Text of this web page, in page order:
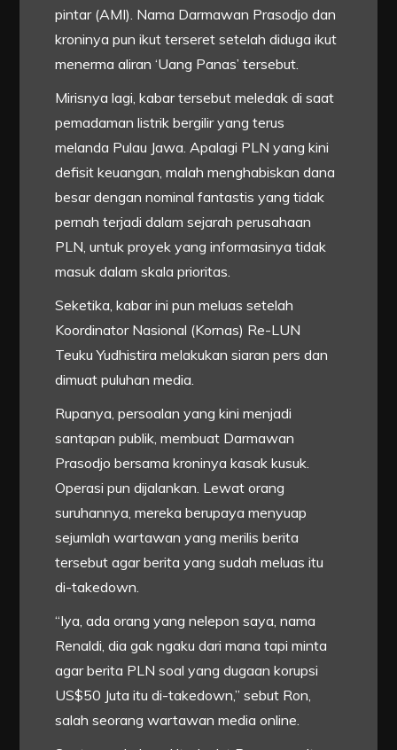
pintar (AMI). Nama Darmawan Prasodjo dan
kroninya pun ikut terseret setelah diduga ikut
menerma aliran ‘Uang Panas’ tersebut.
Mirisnya lagi, kabar tersebut meledak di saat
pemadaman listrik bergilir yang terus
melanda Pulau Jawa. Apalagi PLN yang kini
defisit keuangan, malah menghabiskan dana
besar dengan nominal fantastis yang tidak
pernah terjadi dalam sejarah perusahaan
PLN, untuk proyek yang informasinya tidak
masuk dalam skala prioritas.
Seketika, kabar ini pun meluas setelah
Koordinator Nasional (Kornas) Re-LUN
Teuku Yudhistira melakukan siaran pers dan
dimuat puluhan media.
Rupanya, persoalan yang kini menjadi
santapan publik, membuat Darmawan
Prasodjo bersama kroninya kasak kusuk.
Operasi pun dijalankan. Lewat orang
suruhannya, mereka berupaya menyuap
sejumlah wartawan yang merilis berita
tersebut agar berita yang sudah meluas itu
di-takedown.
“Iya, ada orang yang nelepon saya, nama
Renaldi, dia gak ngaku dari mana tapi minta
agar berita PLN soal yang dugaan korupsi
US$50 Juta itu di-takedown,” sebut Ron,
salah seorang wartawan media online.